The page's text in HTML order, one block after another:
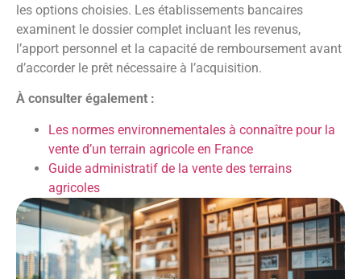
les options choisies. Les établissements bancaires
examinent le dossier complet incluant les revenus,
l’apport personnel et la capacité de remboursement avant
d’accorder le prêt nécessaire à l’acquisition.
À consulter également :
Les normes environnementales à connaître pour la
vente d’un terrain agricole en France
Guide administratif de la vente des terrains
agricoles